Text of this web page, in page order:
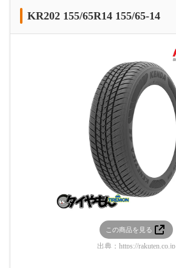
KR202 155/65R14 155/65-14
この商品を見る
出典： https://rakuten.co.jp